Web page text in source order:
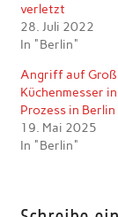
verletzt
28. Juli 2022
In "Berlin"
Angriff auf
Küchenmesser
Prozess in Berlin
19. Mai 2025
In "Berlin"